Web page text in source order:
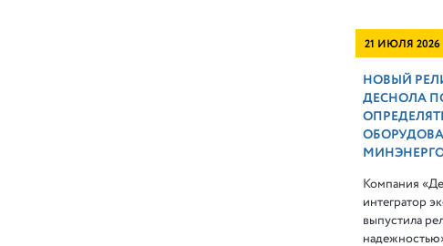
21 ИЮЛЯ 2026
НОВЫЙ
ДЕСНОЛА
Компания
интегратор
выпустила